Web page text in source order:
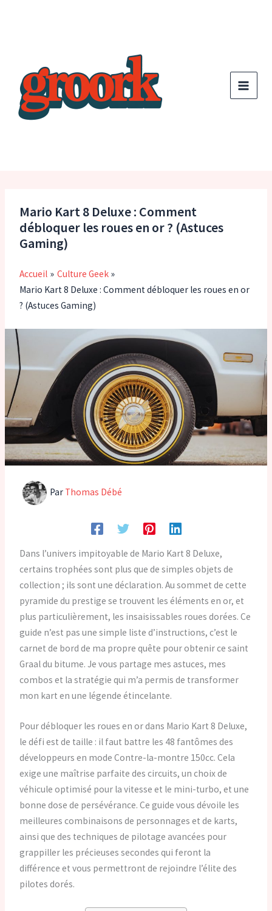
Mario Kart 8 Deluxe : Comment
débloquer les roues en or ? (Astuces
Gaming)
Accueil
Culture Geek
Mario Kart 8 Deluxe : Comment débloquer les roues en or
? (Astuces Gaming)
Par Thomas Débé
Dans l’univers impitoyable de Mario Kart 8 Deluxe,
certains trophées sont plus que de simples objets de
collection ; ils sont une déclaration. Au sommet de cette
pyramide du prestige se trouvent les éléments en or, et
plus particulièrement, les insaisissables roues dorées. Ce
guide n’est pas une simple liste d’instructions, c’est le
carnet de bord de ma propre quête pour obtenir ce saint
Graal du bitume. Je vous partage mes astuces, mes
combos et la stratégie qui m’a permis de transformer
mon kart en une légende étincelante.
Pour débloquer les roues en or dans Mario Kart 8 Deluxe,
le défi est de taille : il faut battre les 48 fantômes des
développeurs en mode Contre-la-montre 150cc. Cela
exige une maîtrise parfaite des circuits, un choix de
véhicule optimisé pour la vitesse et le mini-turbo, et une
bonne dose de persévérance. Ce guide vous dévoile les
meilleures combinaisons de personnages et de karts,
ainsi que des techniques de pilotage avancées pour
grappiller les précieuses secondes qui feront la
différence et vous permettront de rejoindre l’élite des
pilotes dorés.